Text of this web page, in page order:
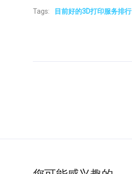
Tags: 目前好的3D打印服务排行